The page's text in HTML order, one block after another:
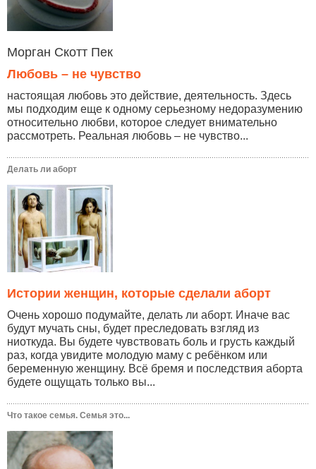
Морган Скотт Пек
Любовь – не чувство
настоящая любовь это действие, деятельность. Здесь
мы подходим еще к одному серьезному недоразумению
относительно любви, которое следует внимательно
рассмотреть. Реальная любовь – не чувство...
Делать ли аборт
Истории женщин, которые сделали аборт
Очень хорошо подумайте, делать ли аборт. Иначе вас
будут мучать сны, будет преследовать взгляд из
ниоткуда. Вы будете чувствовать боль и грусть каждый
раз, когда увидите молодую маму с ребёнком или
беременную женщину. Всё бремя и последствия аборта
будете ощущать только вы...
Что такое семья. Семья это...